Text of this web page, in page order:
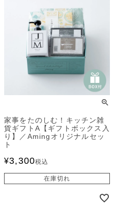
家事をたのしむ！キッチン雑
貨ギフトA【ギフトボックス入
り】／Amingオリジナルセッ
ト
¥3,300税込
在庫切れ